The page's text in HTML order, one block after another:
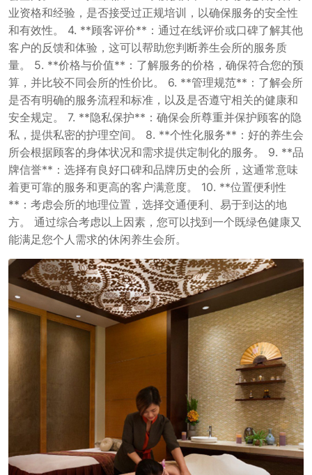
业资格和经验，是否接受过正规培训，以确保服务的安全性
和有效性。 4. **顾客评价**：通过在线评价或口碑了解其他
客户的反馈和体验，这可以帮助您判断养生会所的服务质
量。 5. **价格与价值**：了解服务的价格，确保符合您的预
算，并比较不同会所的性价比。 6. **管理规范**：了解会所
是否有明确的服务流程和标准，以及是否遵守相关的健康和
安全规定。 7. **隐私保护**：确保会所尊重并保护顾客的隐
私，提供私密的护理空间。 8. **个性化服务**：好的养生会
所会根据顾客的身体状况和需求提供定制化的服务。 9. **品
牌信誉**：选择有良好口碑和品牌历史的会所，这通常意味
着更可靠的服务和更高的客户满意度。 10. **位置便利性
**：考虑会所的地理位置，选择交通便利、易于到达的地
方。 通过综合考虑以上因素，您可以找到一个既绿色健康又
能满足您个人需求的休闲养生会所。